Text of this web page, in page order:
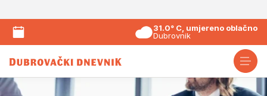
31.0° C, umjereno oblačno
Dubrovnik
Kategorija